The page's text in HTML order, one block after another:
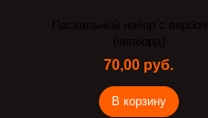
Пасхальный набор с
(чипборд)
70,00 руб.
В корзину